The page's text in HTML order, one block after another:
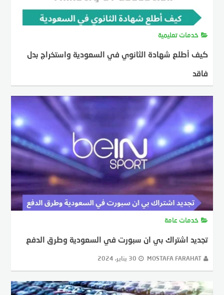
خدمات تعليمية
كيف أطلع شهادة الثانوي في السعودية واستخراج بدل
فاقد
خدمات عامة
تجديد اشتراك بي ان سبورت في السعودية وطرق الدفع
MOSTAFA FARAHAT 30 يناير، 2024